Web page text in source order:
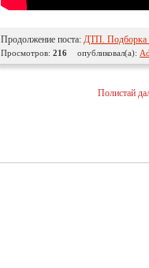
Продолжение поста: ДТП. Подборка
Просмотров: 216 опубликовал(а):
Полистай